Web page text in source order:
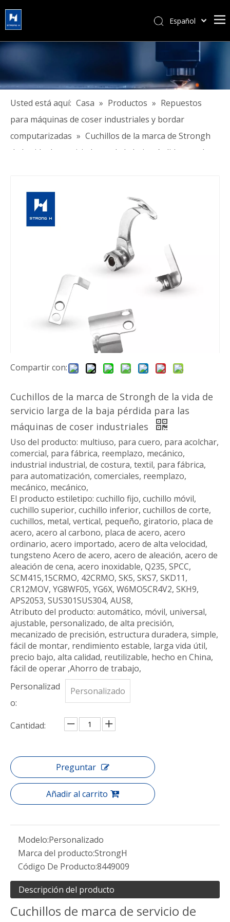
Español
Türk dili
Tiếng Việt
Português
Pусский
Français
Usted está aquí: Casa » Productos » Repuestos
para máquinas de coser industriales y bordar
computarizadas » Cuchillos de la marca de Strongh
de la vida de servicio larga de la baja pérdida para las
Compartir con:
Cuchillos de la marca de Strongh de la vida de
servicio larga de la baja pérdida para las
máquinas de coser industriales
Uso del producto: multiuso, para cuero, para acolchar,
comercial, para fábrica, reemplazo, mecánico,
industrial industrial, de costura, textil, para fábrica,
para automatización, comerciales, reemplazo,
mecánico, mecánico,
El producto estiletipo: cuchillo fijo, cuchillo móvil,
cuchillo superior, cuchillo inferior, cuchillos de corte,
cuchillos, metal, vertical, pequeño, giratorio, placa de
acero, acero al carbono, placa de acero, acero
ordinario, acero importado, acero de alta velocidad,
tungsteno Acero de acero, acero de aleación, acero de
aleación de cena, acero inoxidable, Q235, SPCC,
SCM415,15CRMO, 42CRMO, SK5, SKS7, SKD11,
CR12MOV, YG8WF05, YG6X, W6MO5CR4V2, SKH9,
APS2053, SUS301SUS304, AUS8,
Atributo del producto: automático, móvil, universal,
ajustable, personalizado, de alta precisión,
mecanizado de precisión, estructura duradera, simple,
fácil de montar, rendimiento estable, larga vida útil,
precio bajo, alta calidad, reutilizable, hecho en China,
fácil de operar ,Ahorro de trabajo,
Personalizad
o:
Personalizado
Cantidad:
Preguntar
Añadir al carrito
Modelo:Personalizado
Marca del producto:StrongH
Código De Producto:8449009
Descripción del producto
Cuchillos de marca de servicio de